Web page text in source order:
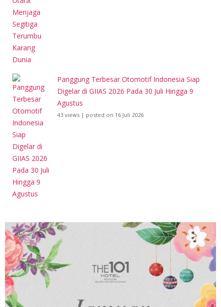
Panggung Terbesar Otomotif Indonesia Siap
Digelar di GIIAS 2026 Pada 30 Juli Hingga 9
Agustus
43 views | posted on 16 Juli 2026